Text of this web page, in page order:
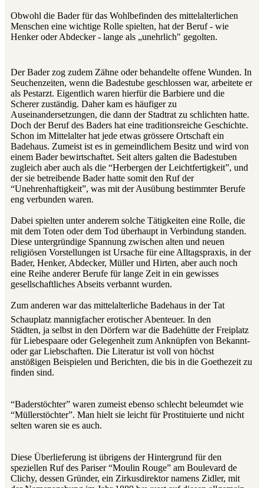
Obwohl die Bader für das Wohlbefinden des mittelalterlichen
Menschen eine wichtige Rolle spielten, hat der Beruf - wie
Henker oder Abdecker - lange als „unehrlich" gegolten.
Der Bader zog zudem Zähne oder behandelte offene Wunden. In
Seuchenzeiten, wenn die Badestube geschlossen war, arbeitete er
als Pestarzt. Eigentlich waren hierfür die Barbiere und die
Scherer zuständig. Daher kam es häufiger zu
Auseinandersetzungen, die dann der Stadtrat zu schlichten hatte.
Doch der Beruf des Baders hat eine traditionsreiche Geschichte.
Schon im Mittelalter hat jede etwas grössere Ortschaft ein
Badehaus. Zumeist ist es in gemeindlichem Besitz und wird von
einem Bader bewirtschaftet. Seit alters galten die Badestuben
zugleich aber auch als die “Herbergen der Leichtfertigkeit”, und
der sie betreibende Bader hatte somit den Ruf der
“Unehrenhaftigkeit”, was mit der Ausübung bestimmter Berufe
eng verbunden waren.
Dabei spielten unter anderem solche Tätigkeiten eine Rolle, die
mit dem Toten oder dem Tod überhaupt in Verbindung standen.
Diese untergründige Spannung zwischen alten und neuen
religiösen Vorstellungen ist Ursache für eine Alltagspraxis, in der
Bader, Henker, Abdecker, Müller und Hirten, aber auch noch
eine Reihe anderer Berufe für lange Zeit in ein gewisses
gesellschaftliches Abseits verbannt wurden.
Zum anderen war das mittelalterliche Badehaus in der Tat
Schauplatz mannigfacher erotischer Abenteuer. In den
Städten, ja selbst in den Dörfern war die Badehütte der Freiplatz
für Liebespaare oder Gelegenheit zum Anknüpfen von Bekannt-
oder gar Liebschaften. Die Literatur ist voll von höchst
anstößigen Beispielen und Berichten, die bis in die Goethezeit zu
finden sind.
“Baderstöchter” waren zumeist ebenso schlecht beleumdet wie
“Müllerstöchter”. Man hielt sie leicht für Prostituierte und nicht
selten waren sie es auch.
Diese Überlieferung ist übrigens der Hintergrund für den
speziellen Ruf des Pariser “Moulin Rouge” am Boulevard de
Clichy, dessen Gründer, ein Zirkusdirektor namens Zidler, mit